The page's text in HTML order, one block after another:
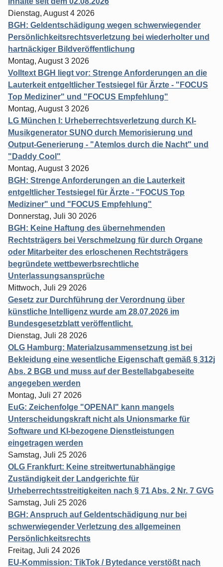
Dienstag, August 4 2026
BGH: Geldentschädigung wegen schwerwiegender
Persönlichkeitsrechtsverletzung bei wiederholter und
hartnäckiger Bildveröffentlichung
Montag, August 3 2026
Volltext BGH liegt vor: Strenge Anforderungen an die
Lauterkeit entgeltlicher Testsiegel für Ärzte - "FOCUS
Top Mediziner" und "FOCUS Empfehlung"
Montag, August 3 2026
LG München I: Urheberrechtsverletzung durch KI-
Musikgenerator SUNO durch Memorisierung und
Output-Generierung - "Atemlos durch die Nacht" und
"Daddy Cool"
Montag, August 3 2026
BGH: Strenge Anforderungen an die Lauterkeit
entgeltlicher Testsiegel für Ärzte - "FOCUS Top
Mediziner" und "FOCUS Empfehlung"
Donnerstag, Juli 30 2026
BGH: Keine Haftung des übernehmenden
Rechtsträgers bei Verschmelzung für durch Organe
oder Mitarbeiter des erloschenen Rechtsträgers
begründete wettbewerbsrechtliche
Unterlassungsansprüche
Mittwoch, Juli 29 2026
Gesetz zur Durchführung der Verordnung über
künstliche Intelligenz wurde am 28.07.2026 im
Bundesgesetzblatt veröffentlicht.
Dienstag, Juli 28 2026
OLG Hamburg: Materialzusammensetzung ist bei
Bekleidung eine wesentliche Eigenschaft gemäß § 312j
Abs. 2 BGB und muss auf der Bestellabgabeseite
angegeben werden
Montag, Juli 27 2026
EuG: Zeichenfolge "OPENAI" kann mangels
Unterscheidungskraft nicht als Unionsmarke für
Software und KI-bezogene Dienstleistungen
eingetragen werden
Samstag, Juli 25 2026
OLG Frankfurt: Keine streitwertunabhängige
Zuständigkeit der Landgerichte für
Urheberrechtsstreitigkeiten nach § 71 Abs. 2 Nr. 7 GVG
Samstag, Juli 25 2026
BGH: Anspruch auf Geldentschädigung nur bei
schwerwiegender Verletzung des allgemeinen
Persönlichkeitsrechts
Freitag, Juli 24 2026
EU-Kommission: TikTok / Bytedance verstößt nach